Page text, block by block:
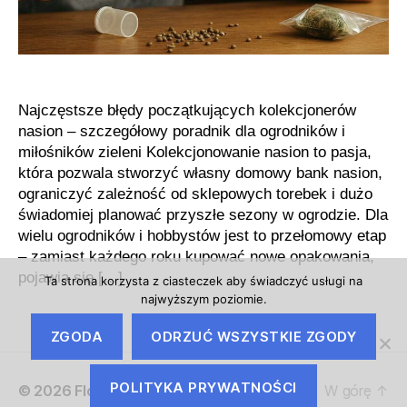
Najczęstsze błędy początkujących kolekcjonerów
nasion – szczegółowy poradnik dla ogrodników i
miłośników zieleni Kolekcjonowanie nasion to pasja,
która pozwala stworzyć własny domowy bank nasion,
ograniczyć zależność od sklepowych torebek i dużo
świadomiej planować przyszłe sezony w ogrodzie. Dla
wielu ogrodników i hobbystów jest to przełomowy etap
– zamiast każdego roku kupować nowe opakowania,
pojawia się […]
© 2026 Floseed.pl W górę ↑
Ta strona korzysta z ciasteczek aby świadczyć usługi na
najwyższym poziomie.
ZGODA ODRZUĆ WSZYSTKIE ZGODY
POLITYKA PRYWATNOŚCI